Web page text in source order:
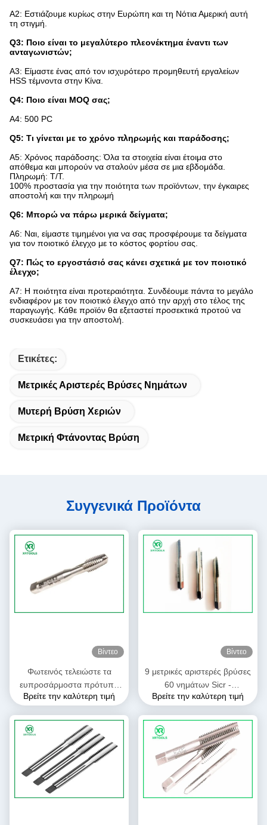
A2: Εστιάζουμε κυρίως στην Ευρώπη και τη Νότια Αμερική αυτή
τη στιγμή.
Q3: Ποιο είναι το μεγαλύτερο πλεονέκτημα έναντι των
ανταγωνιστών;
A3: Είμαστε ένας από τον ισχυρότερο προμηθευτή εργαλείων
HSS τέμνοντα στην Κίνα.
Q4: Ποιο είναι MOQ σας;
A4: 500 PC
Q5: Τι γίνεται με το χρόνο πληρωμής και παράδοσης;
A5: Χρόνος παράδοσης: Όλα τα στοιχεία είναι έτοιμα στο
απόθεμα και μπορούν να σταλούν μέσα σε μια εβδομάδα.
Πληρωμή: T/T.
100% προστασία για την ποιότητα των προϊόντων, την έγκαιρες
αποστολή και την πληρωμή
Q6: Μπορώ να πάρω μερικά δείγματα;
A6: Ναι, είμαστε τιμημένοι για να σας προσφέρουμε τα δείγματα
για τον ποιοτικό έλεγχο με το κόστος φορτίου σας.
Q7: Πώς το εργοστάσιό σας κάνει σχετικά με τον ποιοτικό
έλεγχο;
A7: Η ποιότητα είναι προτεραιότητα. Συνδέουμε πάντα το μεγάλο
ενδιαφέρον με τον ποιοτικό έλεγχο από την αρχή στο τέλος της
παραγωγής. Κάθε προϊόν θα εξεταστεί προσεκτικά προτού να
συσκευάσει για την αποστολή.
Ετικέτες:
Μετρικές Αριστερές Βρύσες Νημάτων
Μυτερή Βρύση Χεριών
Μετρική Φτάνοντας Βρύση
Συγγενικά Προϊόντα
Βίντεο
Φωτεινός τελειώστε τα
ευπροσάρμοστα πρότυπα
γωνίας ISO529 νημάτων 66°
HSS
Βρείτε την καλύτερη τιμή
Βίντεο
9 μετρικές αριστερές βρύσες
60 νημάτων Sicr -
σκληρότητα 62hrc γωνία
Βρείτε την καλύτερη τιμή